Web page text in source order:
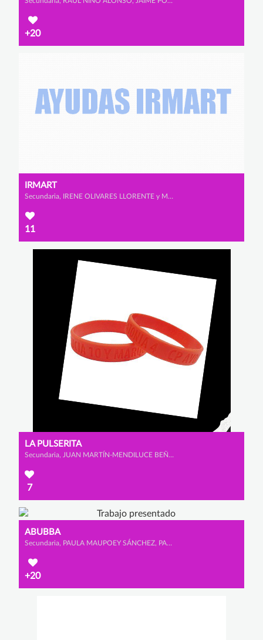
+20
IRMART
Secundaria, IRENE OLIVARES LLORENTE y MARTINA ECHEVERRÍA SÁNCHEZ
11
LA PULSERITA
Secundaria, JUAN MARTÍN-MENDILUCE BEÑARÁN, LUIS RODRÍGUEZ DOPICO y ALEJANDRO PATÓN ALBARRACÍN
7
ABUBBA
Secundaria, PAULA MAUPOEY SÁNCHEZ, PAULA VÁZQUEZ DURÁN y LAURA FONSECA ORTÉS
+20